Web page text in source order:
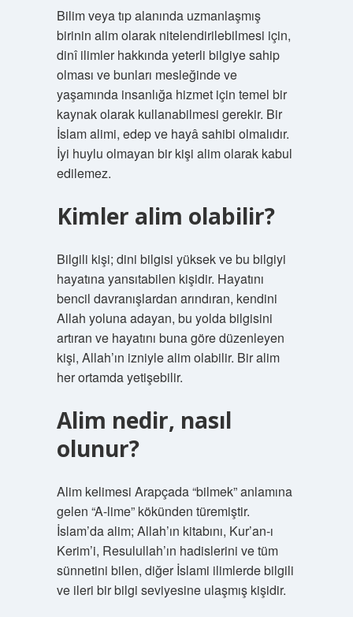
Bilim veya tıp alanında uzmanlaşmış
birinin alim olarak nitelendirilebilmesi için,
dinî ilimler hakkında yeterli bilgiye sahip
olması ve bunları mesleğinde ve
yaşamında insanlığa hizmet için temel bir
kaynak olarak kullanabilmesi gerekir. Bir
İslam alimi, edep ve hayâ sahibi olmalıdır.
İyi huylu olmayan bir kişi alim olarak kabul
edilemez.
Kimler alim olabilir?
Bilgili kişi; dini bilgisi yüksek ve bu bilgiyi
hayatına yansıtabilen kişidir. Hayatını
bencil davranışlardan arındıran, kendini
Allah yoluna adayan, bu yolda bilgisini
artıran ve hayatını buna göre düzenleyen
kişi, Allah’ın izniyle alim olabilir. Bir alim
her ortamda yetişebilir.
Alim nedir, nasıl
olunur?
Alim kelimesi Arapçada “bilmek” anlamına
gelen “A-lime” kökünden türemiştir.
İslam’da alim; Allah’ın kitabını, Kur’an-ı
Kerim’i, Resulullah’ın hadislerini ve tüm
sünnetini bilen, diğer İslami ilimlerde bilgili
ve ileri bir bilgi seviyesine ulaşmış kişidir.